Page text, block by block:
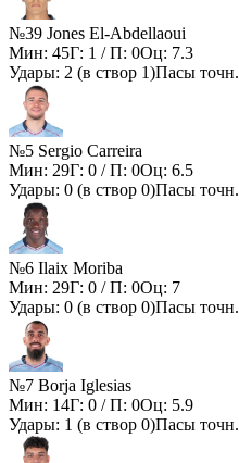
№39 Jones El-Abdellaoui
Мин: 45Г: 1 / П: 0Оц: 7.3
Удары: 2 (в створ 1)Пасы
№5 Sergio Carreira
Мин: 29Г: 0 / П: 0Оц: 6.5
Удары: 0 (в створ 0)Пасы
№6 Ilaix Moriba
Мин: 29Г: 0 / П: 0Оц: 7
Удары: 0 (в створ 0)Пасы
№7 Borja Iglesias
Мин: 14Г: 0 / П: 0Оц: 5.9
Удары: 1 (в створ 0)Пасы